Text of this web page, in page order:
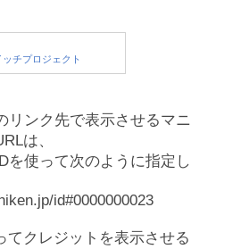
リンク先で表示させるマニ
は、
を使って次のように指定し
id#0000000023
てクレジットを表示させる